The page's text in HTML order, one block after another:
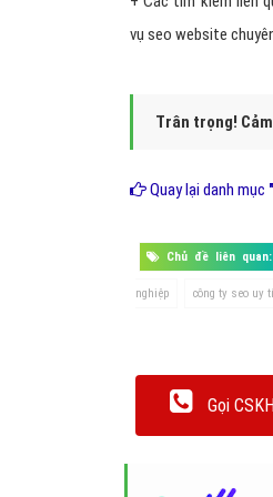
Gắn kết.
Hình 3: Thuật